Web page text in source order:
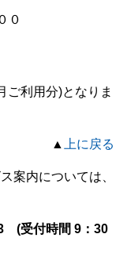
０
利用分)となりま
▲ 上に戻る
案内については、
(受付時間 9：30